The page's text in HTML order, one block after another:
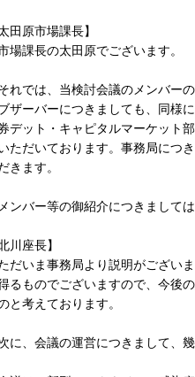
太田原市場課長】
場課長の太田原でございます。
れでは、当検討会議のメンバー
ザーバーにつきましても、同様
デット・キャピタルマーケット
ただいております。事務局につ
きます。
ンバー等の御紹介につきましては
北川座長】
だいま事務局より説明がござい
るものでございますので、今後
と考えております。
に、会議の運営につきまして、